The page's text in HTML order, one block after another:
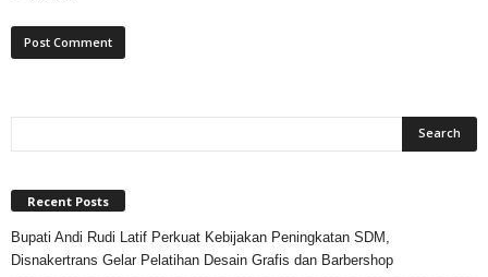
Recent Posts
Bupati Andi Rudi Latif Perkuat Kebijakan Peningkatan SDM,
Disnakertrans Gelar Pelatihan Desain Grafis dan Barbershop